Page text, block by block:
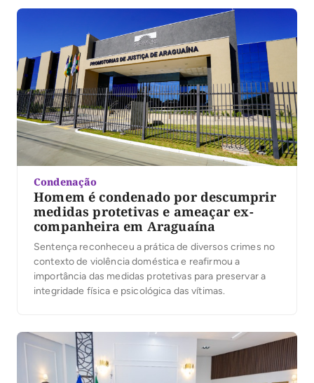
exclusivamente da função de presidente. Conforme
Condenação
Homem é condenado por descumprir
medidas protetivas e ameaçar ex-
companheira em Araguaína
Sentença reconheceu a prática de diversos crimes no
contexto de violência doméstica e reafirmou a
importância das medidas protetivas para preservar a
integridade física e psicológica das vítimas.